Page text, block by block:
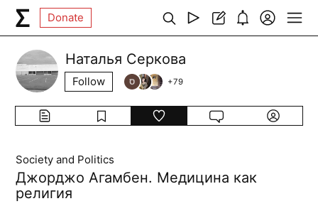
Donate
Наталья Серкова
Follow +79
Society and Politics
Джорджо Агамбен. Медицина как
религия